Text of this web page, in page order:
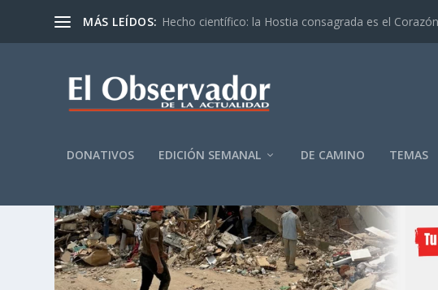
MÁS LEÍDOS: Hecho científico: la Hostia consagrada es el
DONATIVOS EDICIÓN SEMANAL DE CAMINO TEMAS